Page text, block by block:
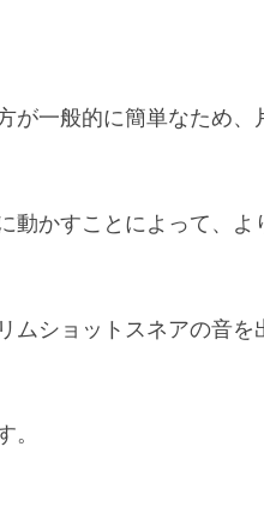
が一般的に簡単なため、
かすことによって、よ
ムショットスネアの音を